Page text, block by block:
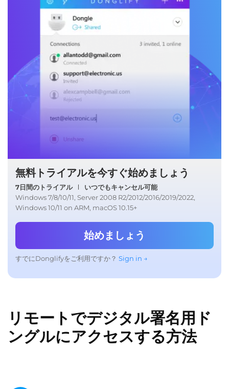
無料トライアルを今すぐ始めましょう
7日間のトライアル
いつでもキャンセル可能
Windows 7/8/10/11, Server 2008 R2/2012/2016/2019/2022,
Windows 10/11 on ARM, macOS 10.15+
すでにDonglifyをご利用ですか？ Sign in →
始めましょう
リモートでデジタル署名用ド
ングルにアクセスする方法